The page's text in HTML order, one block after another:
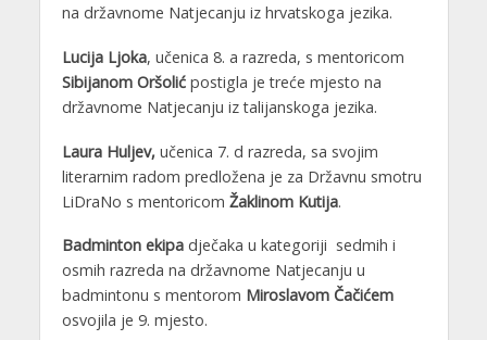
na državnome Natjecanju iz hrvatskoga jezika.
Lucija Ljoka, učenica 8. a razreda, s mentoricom
Sibijanom Oršolićpostigla je treće mjesto na
državnome Natjecanju iz talijanskoga jezika.
Laura Huljev, učenica 7. d razreda, sa svojim
literarnim radom predložena je za Državnu smotru
LiDraNo s mentoricom Žaklinom Kutija.
Badminton ekipadječaka u kategoriji sedmih i
osmih razreda na državnome Natjecanju u
badmintonu s mentorom Miroslavom Čačićem
osvojila je 9. mjesto.